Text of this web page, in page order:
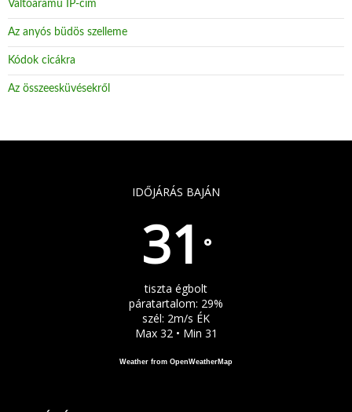
Váltóáramú IP-cím
Az anyós büdös szelleme
Kódok cicákra
Az összeesküvésekről
IDŐJÁRÁS BAJÁN
31 °
tiszta égbolt
páratartalom: 29%
szél: 2m/s ÉK
Max 32 • Min 31
Weather from OpenWeatherMap